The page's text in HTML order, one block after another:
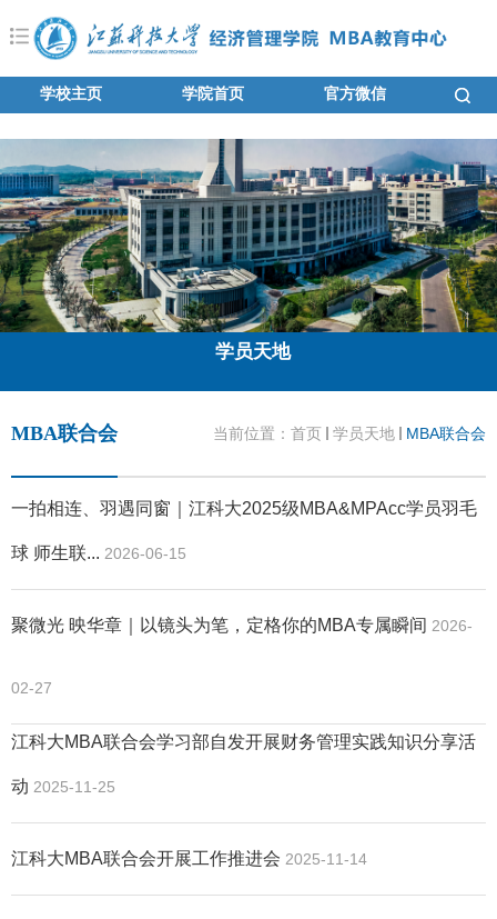
学校主页 学院首页 官方微信
学员天地
当前位置： 首页 学员天地 MBA联合会
MBA联合会
一拍相连、羽遇同窗｜江科大2025级MBA&MPAcc学员羽毛
球 师生联... 2026-06-15
聚微光 映华章｜以镜头为笔，定格你的MBA专属瞬间 2026-
02-27
江科大MBA联合会学习部自发开展财务管理实践知识分享活
动 2025-11-25
江科大MBA联合会开展工作推进会 2025-11-14